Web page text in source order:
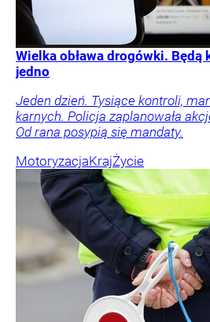
Wielka obława drogówki.
jedno
Jeden dzień. Tysiące kontroli,
karnych. Policja zaplanowała
Od rana posypią się mandaty.
MotoryzacjaKrajŻycie